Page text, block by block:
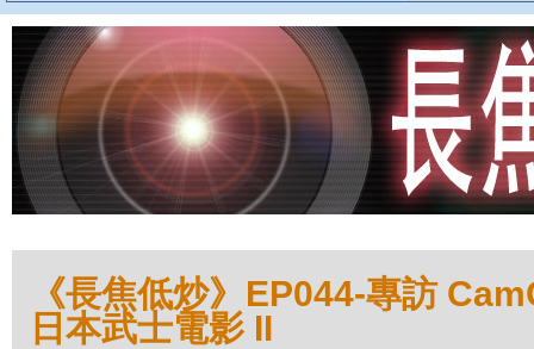
《長焦低炒》EP044-專訪
日本武士電影 II